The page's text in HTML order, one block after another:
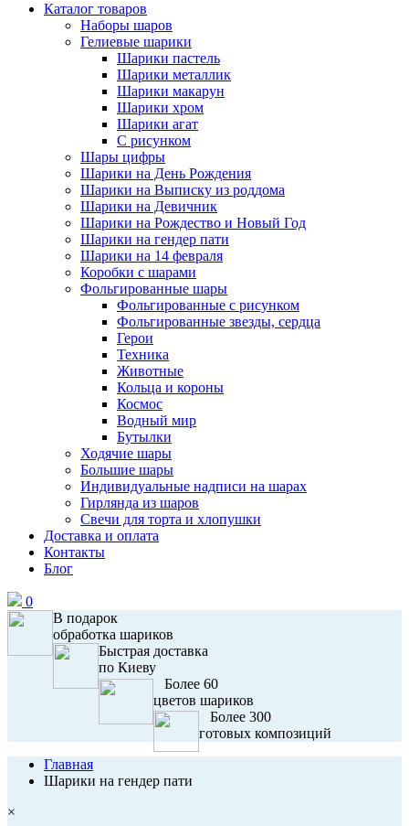
Каталог товаров
Наборы шаров
Гелиевые шарики
Шарики пастель
Шарики металлик
Шарики макарун
Шарики хром
Шарики агат
С рисунком
Шары цифры
Шарики на День Рождения
Шарики на Выписку из роддома
Шарики на Девичник
Шарики на Рождество и Новый Год
Шарики на гендер пати
Шарики на 14 февраля
Коробки с шарами
Фольгированные шары
Фольгированные с рисунком
Фольгированные звезды, сердца
Герои
Техника
Животные
Кольца и короны
Космос
Водный мир
Бутылки
Ходячие шары
Большие шары
Индивидуальные надписи на шарах
Гирлянда из шаров
Свечи для торта и хлопушки
Доставка и оплата
Контакты
Блог
0
В подарок
обработка шариков
Быстрая доставка
по Киеву
Более 60
цветов шариков
Более 300
готовых композиций
Главная
Шарики на гендер пати
×